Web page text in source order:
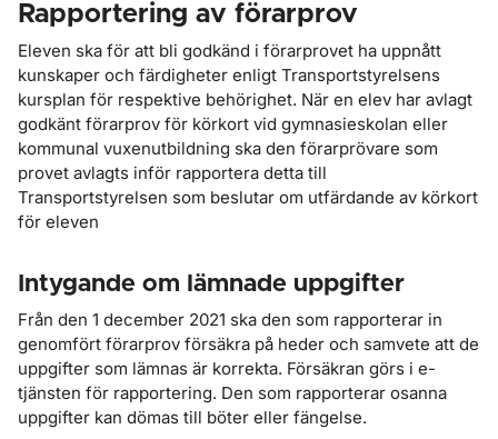
Rapportering av förarprov
Eleven ska för att bli godkänd i förarprovet ha uppnått
kunskaper och färdigheter enligt Transportstyrelsens
kursplan för respektive behörighet. När en elev har avlagt
godkänt förarprov för körkort vid gymnasieskolan eller
kommunal vuxenutbildning ska den förarprövare som
provet avlagts inför rapportera detta till
Transportstyrelsen som beslutar om utfärdande av körkort
för eleven
Intygande om lämnade uppgifter
Från den 1 december 2021 ska den som rapporterar in
genomfört förarprov försäkra på heder och samvete att de
uppgifter som lämnas är korrekta. Försäkran görs i e-
tjänsten för rapportering. Den som rapporterar osanna
uppgifter kan dömas till böter eller fängelse.